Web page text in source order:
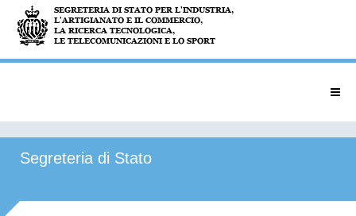
Segreteria di Stato